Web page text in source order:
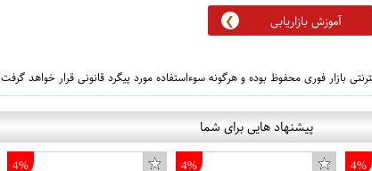
آموزش بازاریابی
بازار فوری محفوظ بوده و هرگونه سوءاستفاده مورد پیگرد قانونی قرار خواهد گرفت
پیشنهاد هایی برای شما
4%
4%
4%